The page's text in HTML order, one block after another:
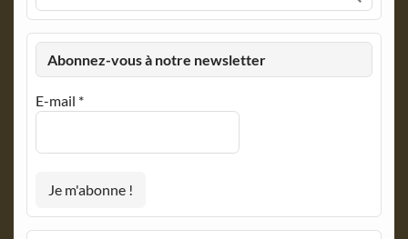
Abonnez-vous à notre newsletter
E-mail *